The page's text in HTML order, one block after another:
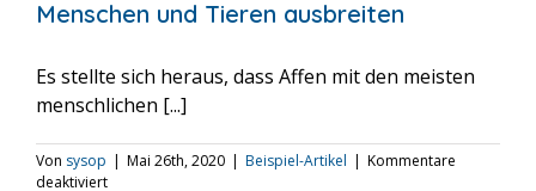
Menschen und Tieren ausbreiten
Es stellte sich heraus, dass Affen mit den meisten
menschlichen [...]
Von sysop | Mai 26th, 2020 | Beispiel-Artikel | Kommentare
deaktiviertfür